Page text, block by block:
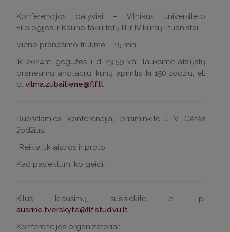
Konferencijos dalyviai – Vilniaus universiteto
Filologijos ir Kauno fakultetų III ir IV kursų lituanistai.
Vieno pranešimo trukmė – 15 min.
Iki 2024m. gegužės 1 d. 23.59 val. lauksime atsiųstų
pranešimų anotacijų, kurių apimtis iki 150 žodžių, el.
p. vilma.zubaitiene@flf.lt
Ruošdamiesi konferencijai, prisiminkite J. V. Gėtės
žodžius:
„Reikia tik aistros ir proto,
Kad pasiektum, ko geidi.“
Kilus klausimų, susisiekite el. p.
ausrine.tverskyte@flf.stud.vu.lt
Konferencijos organizatoriai: